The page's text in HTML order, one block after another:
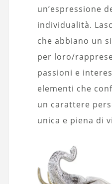
un’espressione
individualità.
che abbiano un
per loro/
passioni e
elementi che
un carattere
unica e piena di